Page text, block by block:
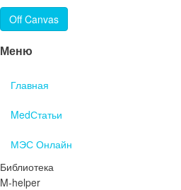
Off Canvas
Меню
Главная
MedСтатьи
МЭС Онлайн
Библиотека
M-helper